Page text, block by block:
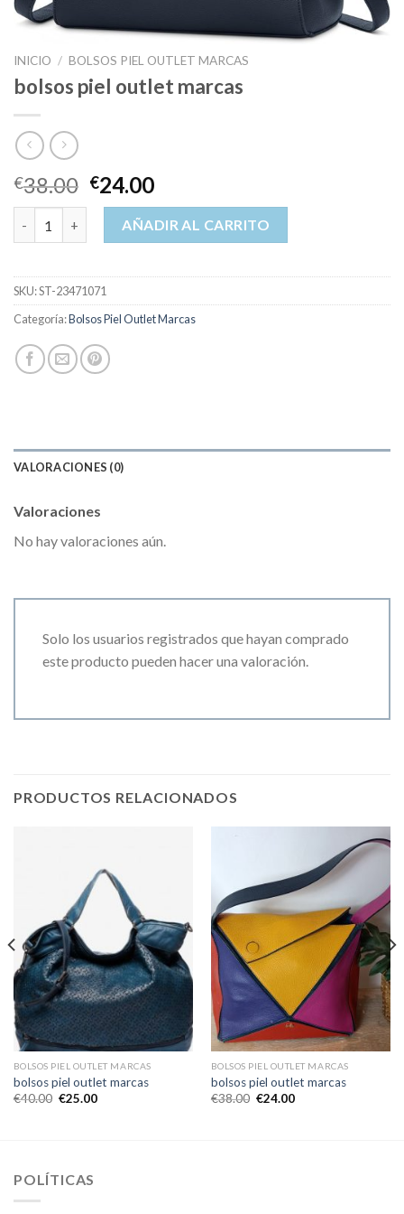
INICIO / BOLSOS PIEL OUTLET MARCAS
bolsos piel outlet marcas
€38.00 €24.00
bolsos piel outlet marcas cantidad
AÑADIR AL CARRITO
SKU:ST-23471071
Categoría:Bolsos Piel Outlet Marcas
VALORACIONES (0)
Valoraciones
No hay valoraciones aún.
Solo los usuarios registrados que hayan comprado
este producto pueden hacer una valoración.
PRODUCTOS RELACIONADOS
BOLSOS PIEL OUTLET MARCAS
bolsos piel outlet marcas
€40.00 €25.00
BOLSOS PIEL OUTLET MARCAS
bolsos piel outlet marcas
€38.00 €24.00
POLÍTICAS